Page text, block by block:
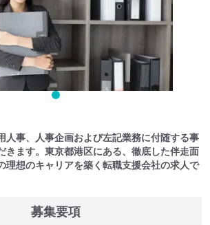
⼈事、⼈事企画および左記業務に付随する事
きます。東京都港区にある、徹底した伴走面
理想のキャリアを築く転職支援会社の求人で
募集要項